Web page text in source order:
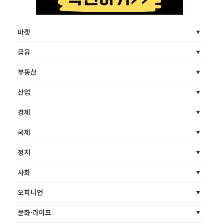
마켓
금융
부동산
산업
경제
국제
정치
사회
오피니언
문화·라이프